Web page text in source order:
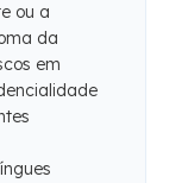
ou a
da
em